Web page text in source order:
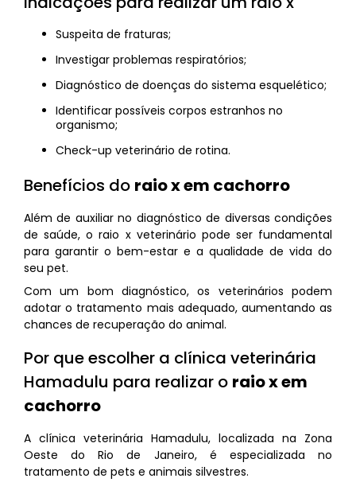
Suspeita de fraturas;
Investigar problemas respiratórios;
Diagnóstico de doenças do sistema esquelético;
Identificar possíveis corpos estranhos no
organismo;
Check-up veterinário de rotina.
Benefícios do raio x em cachorro
Além de auxiliar no diagnóstico de diversas condições
de saúde, o raio x veterinário pode ser fundamental
para garantir o bem-estar e a qualidade de vida do
seu pet.
Com um bom diagnóstico, os veterinários podem
adotar o tratamento mais adequado, aumentando as
chances de recuperação do animal.
Por que escolher a clínica veterinária
Hamadulu para realizar o raio x em
cachorro
A clínica veterinária Hamadulu, localizada na Zona
Oeste do Rio de Janeiro, é especializada no
tratamento de pets e animais silvestres.